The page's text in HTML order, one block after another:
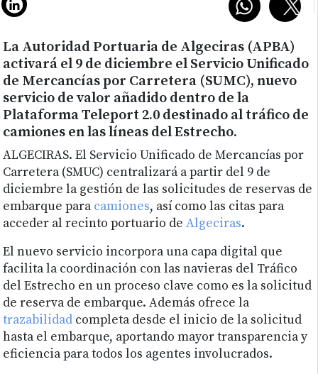
La Autoridad Portuaria de Algeciras (APBA)
activará el 9 de diciembre el Servicio Unificado
de Mercancías por Carretera (SUMC), nuevo
servicio de valor añadido dentro de la
Plataforma Teleport 2.0 destinado al tráfico de
camiones en las líneas del Estrecho.
ALGECIRAS. El Servicio Unificado de Mercancías por
Carretera (SMUC) centralizará a partir del 9 de
diciembre la gestión de las solicitudes de reservas de
embarque para camiones, así como las citas para
acceder al recinto portuario deAlgeciras.
El nuevo servicio incorpora una capa digital que
facilita la coordinación con las navieras del Tráfico
del Estrecho en un proceso clave como es la solicitud
de reserva de embarque. Además ofrece la
trazabilidad completa desde el inicio de la solicitud
hasta el embarque, aportando mayor transparencia y
eficiencia para todos los agentes involucrados.